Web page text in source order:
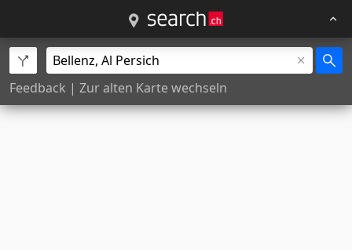
Feedback | Zur alten Karte wechseln